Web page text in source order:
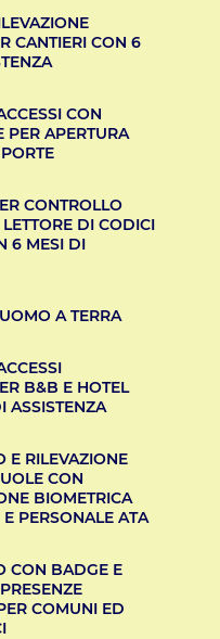
CANTIERI CON 6
CON
PER APERTURA
CONTROLLO
DI CODICI
6 MESI DI
A TERRA
B&B E HOTEL
ASSISTENZA
E RILEVAZIONE
CON
BIOMETRICA
PERSONALE ATA
CON BADGE E
COMUNI ED